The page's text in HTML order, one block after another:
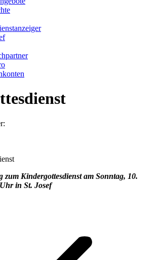
Kindergottesdienst am Sonntag, 10.
in St. Josef